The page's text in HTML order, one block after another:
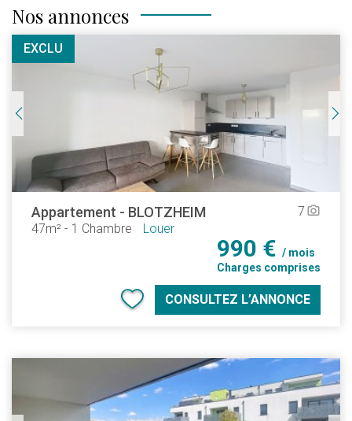
Nos annonces
EXCLU
Appartement - BLOTZHEIM
47m² - 1 Chambre Louer
7 camera_alt
990 € / mois
Charges comprises
CONSULTEZ L’ANNONCE